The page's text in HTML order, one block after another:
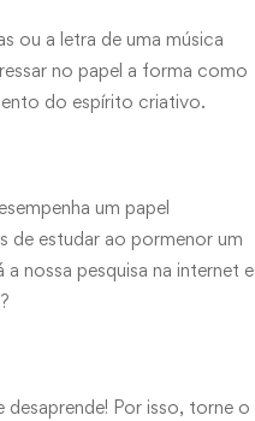
ou a letra de uma música
no papel a forma como
do espírito criativo.
um papel
de estudar ao pormenor um
nossa pesquisa na internet e
Por isso, torne o